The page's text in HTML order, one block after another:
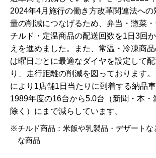
2024年4月施行の働き方改革関連法への
量の削減につなげるため、弁当・惣菜
チルド・定温商品の配送回数を1日3回
えを進めました。また、常温・冷凍商
は曜日ごとに最適なダイヤを設定して
り、走行距離の削減を図っております
により1店舗1日当たりに到着する納品
1989年度の16台から5.0台（新聞・本・
除く）にまで減らしています。
チルド商品：米飯や乳製品・デザート
な商品